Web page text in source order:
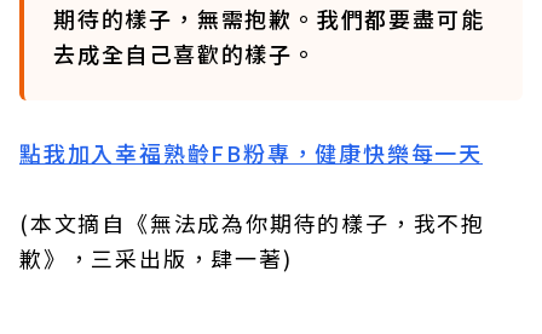
期待的樣子，無需抱歉。我們都要盡可能
去成全自己喜歡的樣子。
點我加入幸福熟齡FB粉專，健康快樂每一天
(本文摘自《無法成為你期待的樣子，我不抱
歉》，三采出版，肆一著)